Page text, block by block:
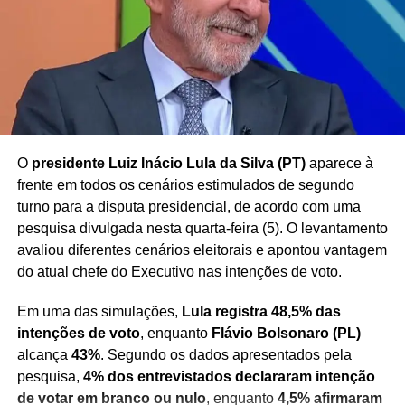
agentes públicos para quitação de dívidas
, tema
frequentemente debatido no âmbito do Poder Judiciário.
O presidente Luiz Inácio Lula da Silva (PT)aparece à
frente em todos os cenários estimulados de segundo
turno para a disputa presidencial, de acordo com uma
pesquisa divulgada nesta quarta-feira (5). O levantamento
avaliou diferentes cenários eleitorais e apontou vantagem
do atual chefe do Executivo nas intenções de voto.
Em uma das simulações, Lula registra 48,5% das
intenções de voto, enquanto Flávio Bolsonaro (PL)
alcança 43%. Segundo os dados apresentados pela
pesquisa, 4% dos entrevistados declararam intenção
de votar em branco ou nulo, enquanto 4,5% afirmaram